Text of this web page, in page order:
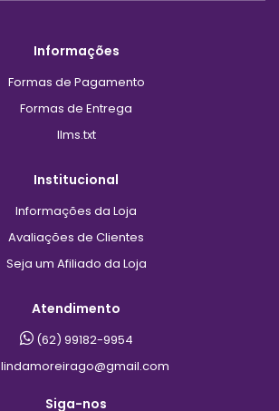
Informações
Formas de Pagamento
Formas de Entrega
llms.txt
Institucional
Informações da Loja
Avaliações de Clientes
Seja um Afiliado da Loja
Atendimento
(62) 99182-9954
lindamoreirago@gmail.com
Siga-nos